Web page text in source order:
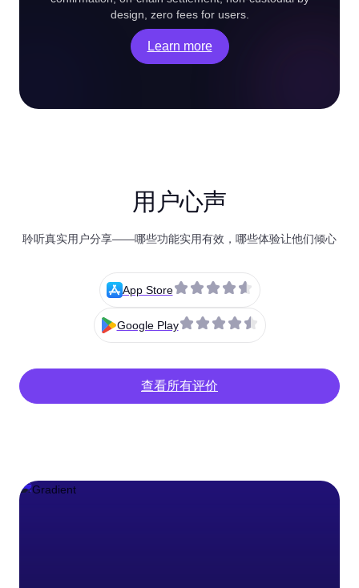
design, zero fees for users.
Learn more
用户心声
聆听真实用户分享——哪些功能实用有效，哪些体验让他们倾心
App Store
Google Play
查看所有评价